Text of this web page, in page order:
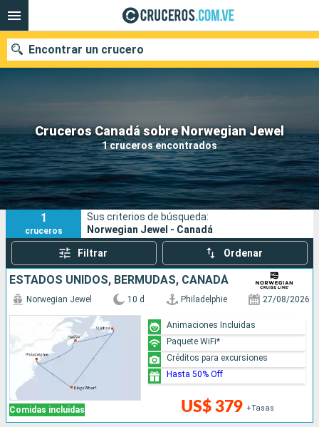
Cruceros Canadá sobre Norwegian Jewel
1 cruceros encontrados
Encontrar un crucero
Nuestros destinos
Fecha de salida
Puertos Compañías
Buscar
1
cruceros
Sus criterios de búsqueda:
Norwegian Jewel - Canadá
Filtrar Ordenar
ESTADOS UNIDOS, BERMUDAS, CANADÁ
Comidas incluidas
Norwegian Jewel 10 d Philadelphie 27/08/2026
US$ 379 +Tasas
Animaciones Incluidas
Paquete WiFi*
Créditos para excursiones
Hasta 50% Off